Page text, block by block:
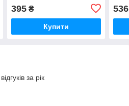
395₴
Купити
536
за рік